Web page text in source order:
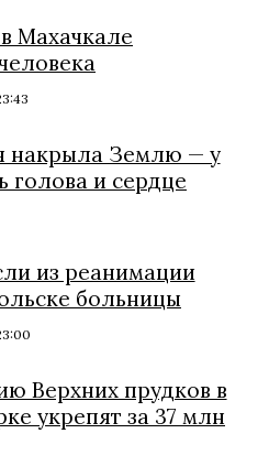
Махачкале
накрыла Землю — у
голова и сердце
из реанимации
больницы
Верхних прудков в
укрепят за 37 млн